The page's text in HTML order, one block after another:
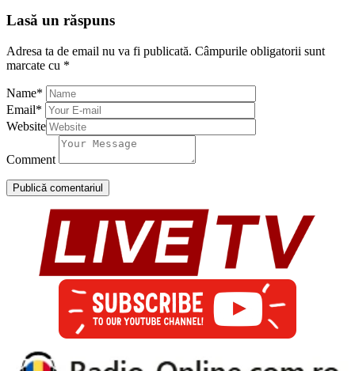
Lasă un răspuns
Adresa ta de email nu va fi publicată. Câmpurile obligatorii sunt
marcate cu *
Name*
Email*
Website
Comment